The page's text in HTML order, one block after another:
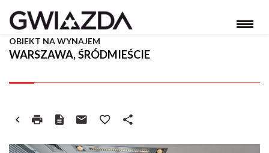
WARSZAWA, ŚRÓDMIEŚCIE
OBIEKT NA WYNAJEM